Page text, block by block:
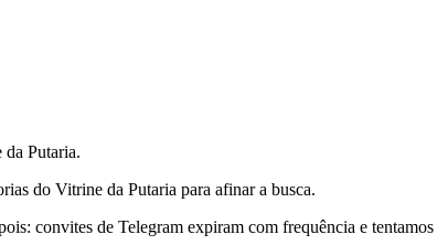
Putaria.
do Vitrine da Putaria para afinar a busca.
convites de Telegram expiram com frequência e tentamos